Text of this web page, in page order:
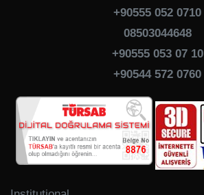
+90555 052 0710
08503044648
+90555 053 07 10
+90544 572 0760